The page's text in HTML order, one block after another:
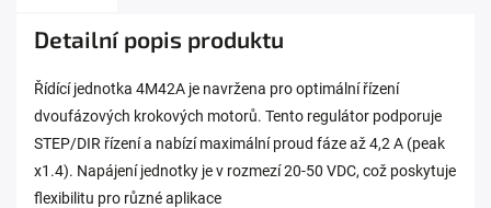
Detailní popis produktu
Řídící jednotka 4M42A je navržena pro optimální řízení
dvoufázových krokových motorů. Tento regulátor podporuje
STEP/DIR řízení a nabízí maximální proud fáze až 4,2 A (peak
x1.4). Napájení jednotky je v rozmezí 20-50 VDC, což poskytuje
flexibilitu pro různé aplikace